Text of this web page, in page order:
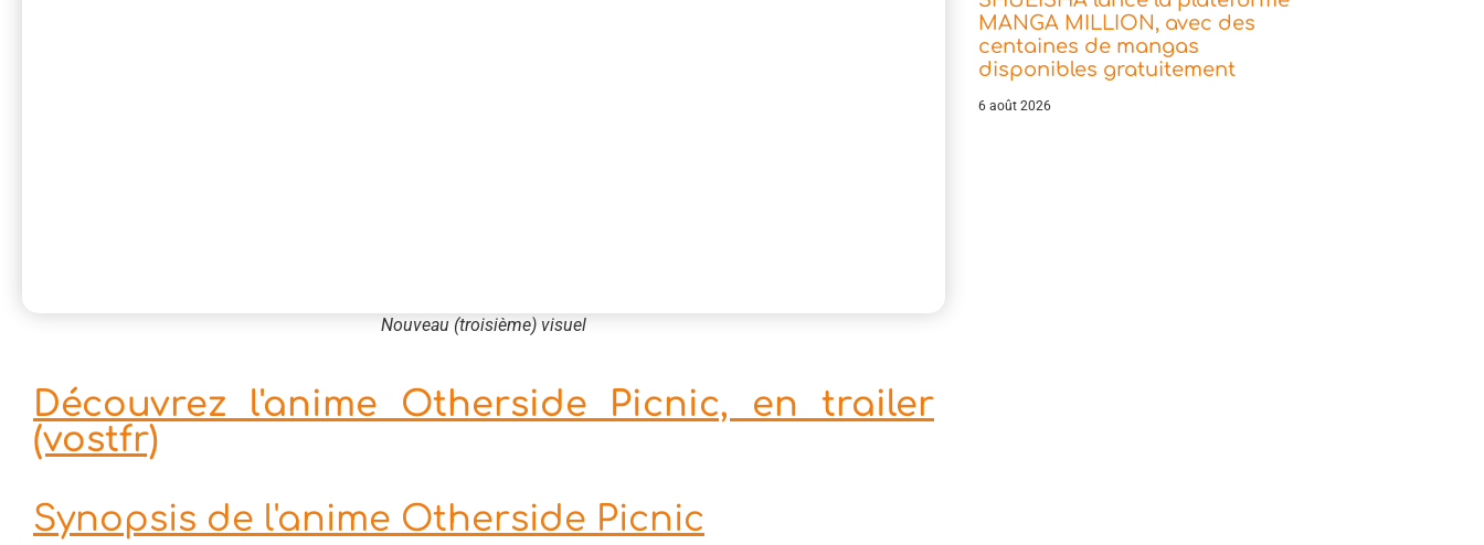
Nouveau (troisième) visuel
Découvrez l'anime Otherside Picnic, en trailer
(vostfr)
Synopsis de l'anime Otherside Picnic
MANGA MILLION, avec des
centaines de mangas
disponibles gratuitement
6 août 2026